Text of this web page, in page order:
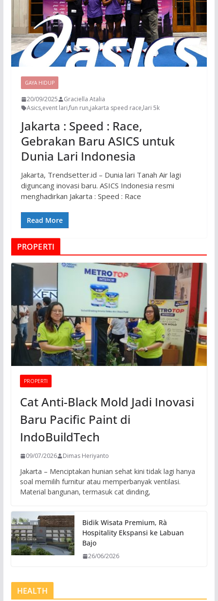
GAYA HIDUP
20/09/2025
Graciella Atalia
Asics,event lari,fun run,jakarta speed race,lari 5k
Jakarta : Speed : Race,
Gebrakan Baru ASICS untuk
Dunia Lari Indonesia
Jakarta, Trendsetter.id – Dunia lari Tanah Air lagi
diguncang inovasi baru. ASICS Indonesia resmi
menghadirkan Jakarta : Speed : Race
Read More
PROPERTI
PROPERTI
Cat Anti-Black Mold Jadi Inovasi
Baru Pacific Paint di
IndoBuildTech
09/07/2026 Dimas Heriyanto
Jakarta – Menciptakan hunian sehat kini tidak lagi hanya
soal memilih furnitur atau memperbanyak ventilasi.
Material bangunan, termasuk cat dinding,
Bidik Wisata Premium, Rà
Hospitality Ekspansi ke Labuan
Bajo
26/06/2026
HEALTH